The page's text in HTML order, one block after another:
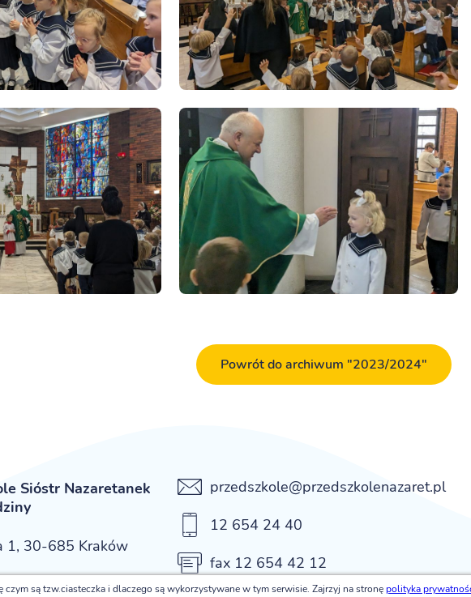
Powrót do archiwum "2023/2024"
Sióstr Nazaretanek
1, 30-685 Kraków
przedszkole@przedszkolenazaret.pl
12 654 24 40
fax 12 654 42 12
są tzw.ciasteczka i dlaczego są wykorzystywane w tym serwisie. Zajrzyj na stronępolityka